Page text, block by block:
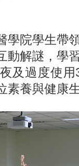
學院學生帶
動解謎，學
及過度使
素養與健康